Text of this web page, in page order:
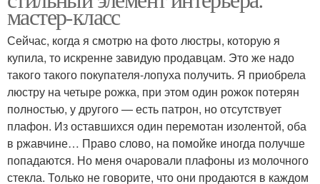
мастер-класс
Сейчас, когда я смотрю на фото люстры, которую я
купила, то искренне завидую продавцам. Это же надо
такого такого покупателя-лопуха получить. Я приобрела
люстру на четыре рожка, при этом один рожок потерян
полностью, у другого — есть патрон, но отсутствует
плафон. Из оставшихся один перемотан изолентой, оба
в ржавчине… Право слово, на помойке иногда получше
попадаются. Но меня очаровали плафоны из молочного
стекла. Только не говорите, что они продаются в каждом